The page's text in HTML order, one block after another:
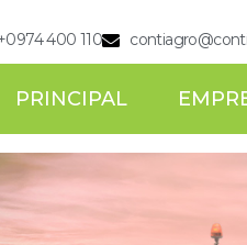
400 110
PRINCIPAL